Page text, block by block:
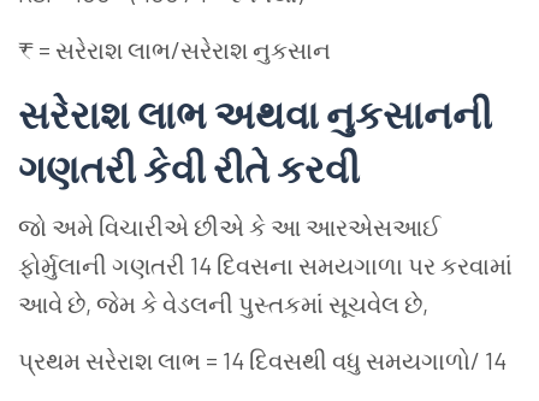
₹ = સરેરાશલાભ/સરેરાશનુકસાન
સરેરાશલાભઅથવાનુકસાનની
ગણતરીકેવીરીતેકરવી
જો અમે વિચારીએ છીએકે આ આરએસઆઈ
ફોર્મુલાની ગણતરી 14 દિવસના સમયગાળા પરકરવામાં
આવે છે, જેમકેવેડલની પુસ્તકમાં સૂચવેલ છે,
પ્રથમ સરેરાશલાભ = 14 દિવસથી વધુ સમયગાળો/ 14